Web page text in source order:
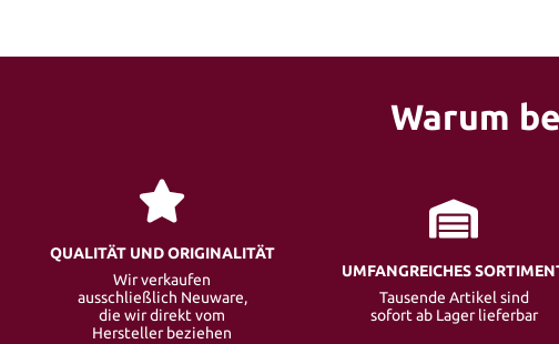
Warum
QUALITÄT UND ORIGINALITÄT
Wir verkaufen
ausschließlich Neuware,
die wir direkt vom
Hersteller beziehen
UMFANGREICHES
Tausende Artikel sind
sofort ab Lager lieferbar